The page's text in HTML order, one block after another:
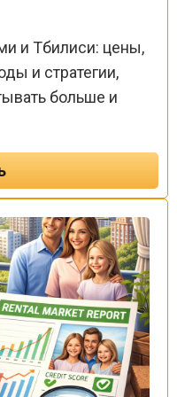
и Тбилиси: цены,
и стратегии,
больше и